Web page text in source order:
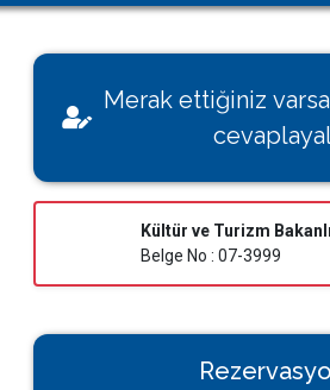
Villamı Kiraya Vermek İstiyorum
Sağlığınız Bizim İçin Değerli
Konut İzin Belge Başvurusu
Bakanlık Belgeli Konutlar
Merak ettiğiniz varsa
Kültür ve Turizm
Belge No : 07-3999